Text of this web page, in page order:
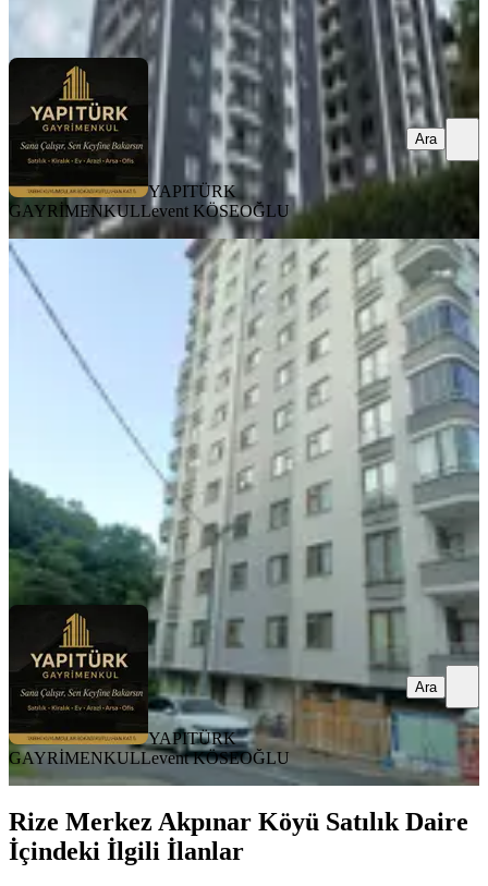
YAPITÜRK
GAYRİMENKULLevent KÖSEOĞLU
Ara
MANZARALI
%5
Yapıtürk Gayrimenkul'den Satılık
Reşadiye Mahallesin'de Doğaya
Komşu 3+1 Ferah Satılık Daire
Merkez, Reşadiye Mahallesi
126 m² · 3. Kat · 10.07.2026
5.250.000 ₺5.500.000 ₺
YAPITÜRK GAYRİMENKULLevent KÖSEOĞLU
Ara
YAPITÜRK
GAYRİMENKULLevent KÖSEOĞLU
Ara
Rize Merkez Akpınar Köyü Satılık Daire
İçindeki İlgili İlanlar